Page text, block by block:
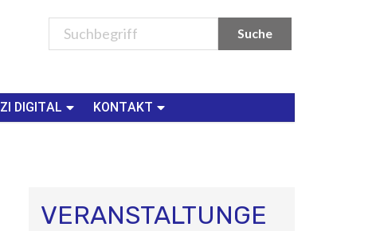
ZI DIGITAL
KONTAKT
VERANSTALTUNGE